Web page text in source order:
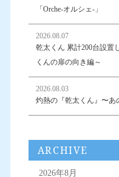
「Orche-オルシェ-」
2026.08.07
乾太くん 累計200台設置
くんの扉の向き編～
2026.08.03
灼熱の『乾太くん』〜あ
ARCHIVE
2026年8月